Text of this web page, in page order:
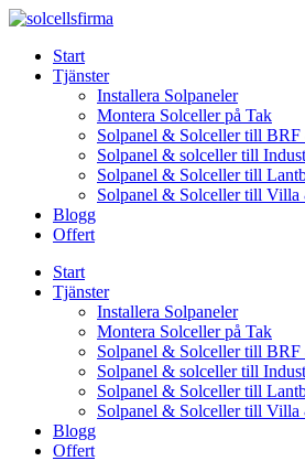
Skip
contentStart
Tjänster
Installera Solpaneler
Montera Solceller på Tak
Solpanel & Solceller till BRF
Solpanel & solceller till
Solpanel & Solceller till
Solpanel & Solceller till Villa
Blogg
Offert
Start
Tjänster
Installera Solpaneler
Montera Solceller på Tak
Solpanel & Solceller till BRF
Solpanel & solceller till
Solpanel & Solceller till
Solpanel & Solceller till Villa
Blogg
Offert